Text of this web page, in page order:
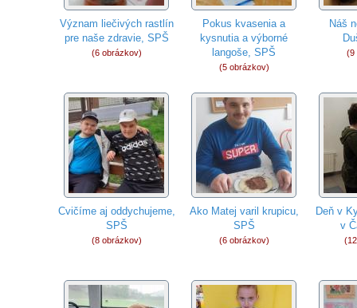
Význam liečivých rastlín
pre naše zdravie, SPŠ
(6 obrázkov)
Pokus kvasenia a
kysnutia a výborné
langoše, SPŠ
(5 obrázkov)
Náš
(9
Cvičíme aj oddychujeme,
SPŠ
(8 obrázkov)
Ako Matej varil krupicu,
SPŠ
(6 obrázkov)
Deň v
v